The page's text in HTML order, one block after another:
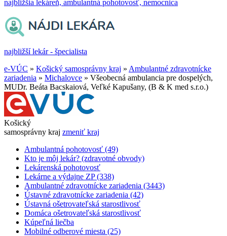
najbližšia lekáreň, ambulantná pohotovosť, nemocnica
najbližší lekár - špecialista
e-VÚC » Košický samosprávny kraj » Ambulantné zdravotnícke
zariadenia » Michalovce » Všeobecná ambulancia pre dospelých,
MUDr. Beáta Bacskaiová, Veľké Kapušany, (B & K med s.r.o.)
Košický
samosprávny kraj zmeniť kraj
Ambulantná pohotovosť (49)
Kto je môj lekár? (zdravotné obvody)
Lekárenská pohotovosť
Lekárne a výdajne ZP (338)
Ambulantné zdravotnícke zariadenia (3443)
Ústavné zdravotnícke zariadenia (42)
Ústavná ošetrovateľská starostlivosť
Domáca ošetrovateľská starostlivosť
Kúpeľná liečba
Mobilné odberové miesta (25)